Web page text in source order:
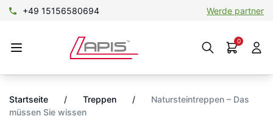
+49 15156580694 Werde partner
0
Startseite / Treppen /
Natursteintreppen – Das
müssen Sie wissen